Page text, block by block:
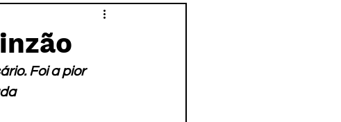
História
futebol amador
Foi a pior